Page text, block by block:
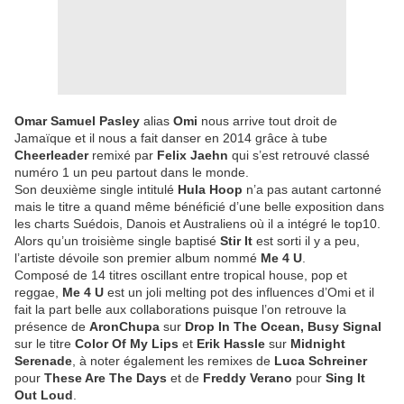
Omar Samuel Pasley alias Omi nous arrive tout droit de
Jamaïque et il nous a fait danser en 2014 grâce à tube
Cheerleaderremixé par Felix Jaehn qui s’est retrouvé classé
numéro 1 un peu partout dans le monde.
Son deuxième single intitulé Hula Hoop n’a pas autant cartonné
mais le titre a quand même bénéficié d’une belle exposition dans
les charts Suédois, Danois et Australiens où il a intégré le top10.
Alors qu’un troisième single baptisé Stir It est sorti il y a peu,
l’artiste dévoile son premier album nommé Me 4 U
Composé de 14 titres oscillant entre tropical house, pop et
reggae, Me 4 U est un joli melting pot des influences d’Omi et il
fait la part belle aux collaborations puisque l’on retrouve la
présence de AronChupa sur Drop In The Ocean, Busy Signal
sur le titre Color Of My Lips et Erik Hassle sur Midnight
Serenade , à noter également les remixes de Luca Schreiner
pour These Are The Days et de Freddy Verano pour Sing It
Out Loud